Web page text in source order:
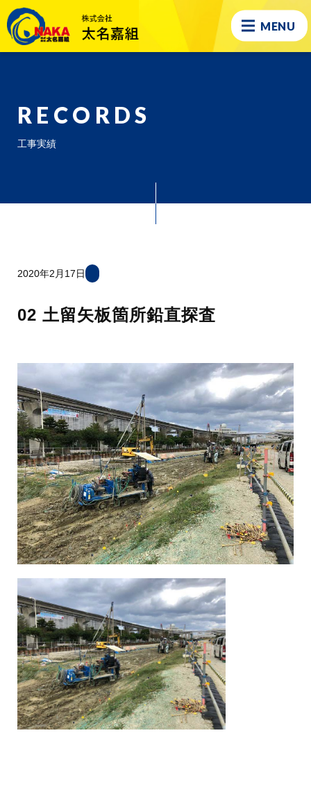
MENU
RECORDS
工事実績
2020年2月17日
02 土留矢板箇所鉛直探査